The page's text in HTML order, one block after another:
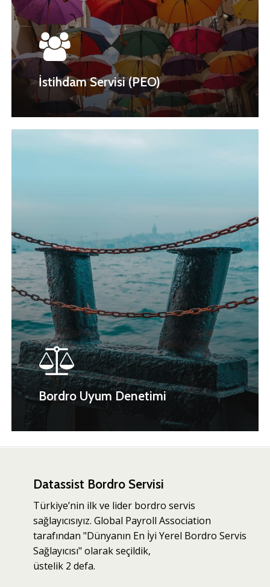
İstihdam Servisi (PEO)
Bordro Uyum Denetimi
Datassist Bordro Servisi
Türkiye’nin ilk ve lider bordro servis
sağlayıcısıyız. Global Payroll Association
tarafından "Dünyanın En İyi Yerel Bordro Servis
Sağlayıcısı" olarak seçildik,
üstelik 2 defa.